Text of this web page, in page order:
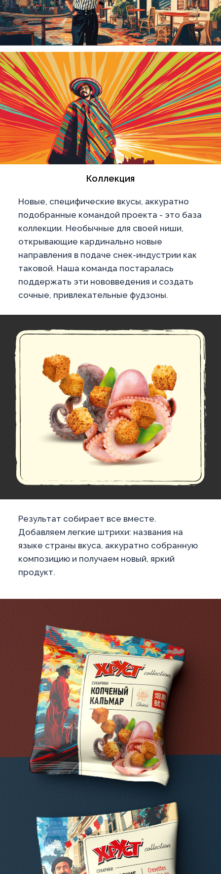
Коллекция
Новые, специфические вкусы, аккуратно
подобранные командой проекта - это база
коллекции. Необычные для своей ниши,
открывающие кардинально новые
направления в подаче снек-индустрии как
таковой. Наша команда постаралась
поддержать эти нововведения и создать
сочные, привлекательные фудзоны.
Результат собирает все вместе.
Добавляем легкие штрихи: названия на
языке страны вкуса, аккуратно собранную
композицию и получаем новый, яркий
продукт.